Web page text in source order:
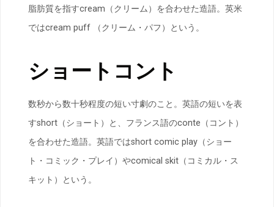
脂肪質を指すcream（クリーム）を合わせた造語。英米
ではcream puff （クリーム・パフ）という。
ショートコント
数秒から数十秒程度の短い寸劇のこと。英語の短いを表
すshort（ショート）と、フランス語のconte（コント）
を合わせた造語。英語ではshort comic play（ショー
ト・コミック・プレイ）やcomical skit（コミカル・ス
キット）という。